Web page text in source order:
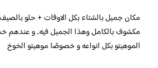
مكان جميل بالشتاء بكل الاوقات + حلو
مكشوف بالكامل وهذا الجميل فيه.. و عندهم
الموهيتو بكل انواعه و خصوصًا موهيتو الخوخ